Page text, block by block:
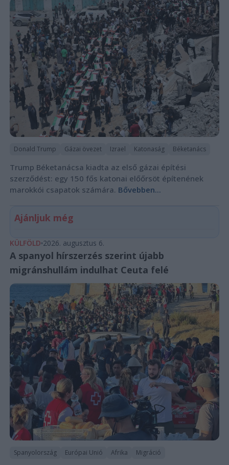
Donald Trump Gázai övezet Izrael Katonaság Béketanács
Trump Béketanácsa kiadta az első gázai építési
szerződést: egy 150 fős katonai előőrsöt építenének
marokkói csapatok számára. Bővebben...
Ajánljuk még
KÜLFÖLD 2026. augusztus 6.
A spanyol hírszerzés szerint újabb
migránshullám indulhat Ceuta felé
Spanyolország Európai Unió Afrika Migráció